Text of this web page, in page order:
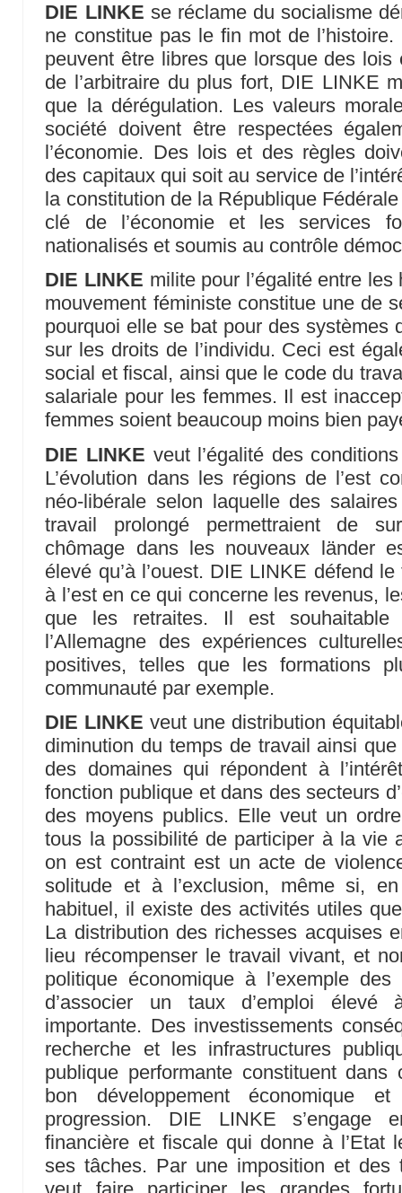
DIE LINKE se réclame du socialisme
ne constitue pas le fin mot de
peuvent être libres que lorsque des
de l’arbitraire du plus fort, DIE LINKE
que la dérégulation. Les valeurs
société doivent être respectées
l’économie. Des lois et des règles
des capitaux qui soit au service de
la constitution de la République
clé de l’économie et les services
nationalisés et soumis au contrôle
DIE LINKE milite pour l’égalité entre
mouvement féministe constitue une de
pourquoi elle se bat pour des systèmes
sur les droits de l’individu. Ceci est
social et fiscal, ainsi que le code du
salariale pour les femmes. Il est
femmes soient beaucoup moins bien
DIE LINKE veut l’égalité des
L’évolution dans les régions de l’est
néo-libérale selon laquelle des
travail prolongé permettraient de
chômage dans les nouveaux länder
élevé qu’à l’ouest. DIE LINKE défend
à l’est en ce qui concerne les revenus,
que les retraites. Il est souhaitable
l’Allemagne des expériences
positives, telles que les formations
communauté par exemple.
DIE LINKE veut une distribution
diminution du temps de travail ainsi
des domaines qui répondent à
fonction publique et dans des secteurs
des moyens publics. Elle veut un
tous la possibilité de participer à la vie
on est contraint est un acte de
solitude et à l’exclusion, même si,
habituel, il existe des activités utiles
La distribution des richesses acquises
lieu récompenser le travail vivant, et
politique économique à l’exemple
d’associer un taux d’emploi élevé
importante. Des investissements
recherche et les infrastructures
publique performante constituent
bon développement
progression. DIE LINKE s’engage
financière et fiscale qui donne à l’Etat
ses tâches. Par une imposition et des